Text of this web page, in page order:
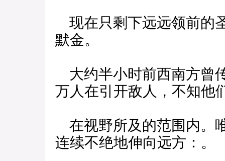
现在只剩下远远领前的
默金。
大约半小时前西南方曾
万人在引开敌人，不知他
在视野所及的范围内。
连续不绝地伸向远方：。